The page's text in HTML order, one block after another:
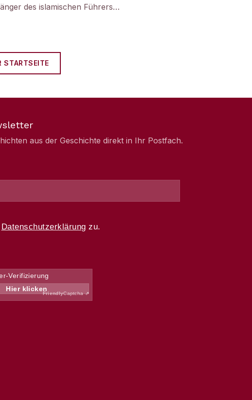
des islamischen Führers…
STARTSEITE
aus der Geschichte direkt in Ihr Postfach.